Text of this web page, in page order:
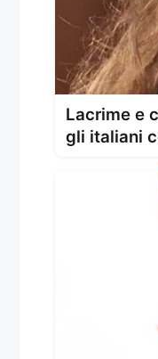
Lacrime e
gli italiani